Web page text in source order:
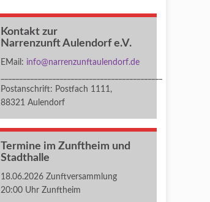
Kontakt zur
Narrenzunft Aulendorf e.V.
EMail: info@narrenzunftaulendorf.de
Postanschrift: Postfach 1111,
88321 Aulendorf
Termine im Zunftheim und
Stadthalle
18.06.2026 Zunftversammlung
20:00 Uhr Zunftheim